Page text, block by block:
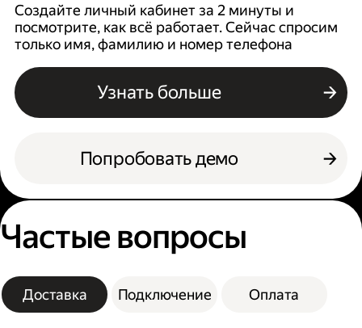
Создайте личный кабинет за 2 минуты и
посмотрите, как всё работает. Сейчас спросим
только имя, фамилию и номер телефона
Узнать больше
Попробовать демо
Частые вопросы
Доставка Подключение Оплата